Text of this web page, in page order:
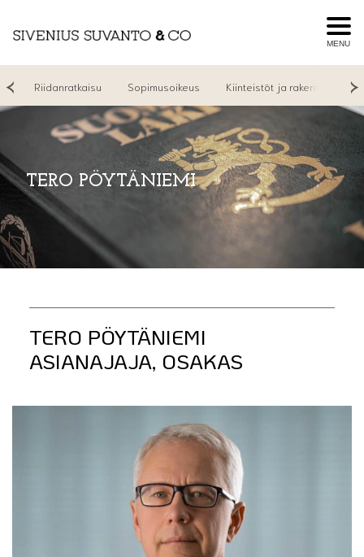
MENU
Riidanratkaisu Sopimusoikeus Kiinteistöt ja rakentaminen
TERO PÖYTÄNIEMI
TERO PÖYTÄNIEMI
ASIANAJAJA, OSAKAS